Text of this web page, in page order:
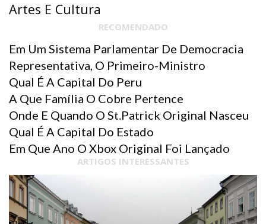
Artes E Cultura
RECOMENDADO
Em Um Sistema Parlamentar De Democracia
Representativa, O Primeiro-Ministro
Qual É A Capital Do Peru
A Que Família O Cobre Pertence
Onde E Quando O St.patrick Original Nasceu
Qual É A Capital Do Estado
Em Que Ano O Xbox Original Foi Lançado
ARTIGOS INTERESSANTES